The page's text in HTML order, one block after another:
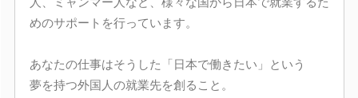
めのサポートを行っています。
あなたの仕事はそうした「日本で働きたい」という
夢を持つ外国人の就業先を創ること。